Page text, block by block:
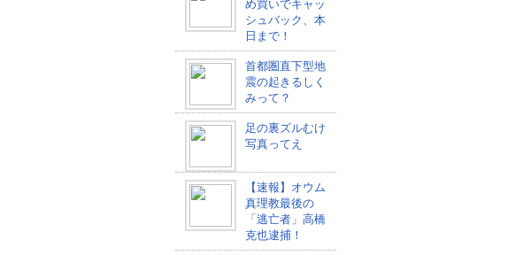
め買いでキャッ
シュバック、本
日まで！
首都圏直下型地
震の起きるしく
みって？
足の裏ズルむけ
写真ってえ
【速報】オウム
真理教最後の
「逃亡者」高橋
克也逮捕！